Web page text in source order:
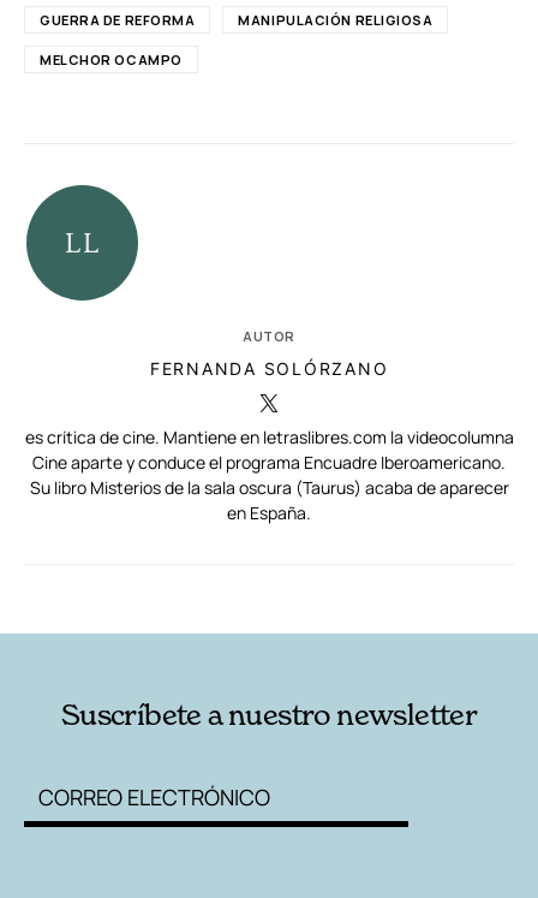
GUERRA DE REFORMA MANIPULACIÓN RELIGIOSA
MELCHOR OCAMPO
AUTOR
FERNANDA SOLÓRZANO
es crítica de cine. Mantiene en letraslibres.com la videocolumna
Cine aparte y conduce el programa Encuadre Iberoamericano.
Su libro Misterios de la sala oscura (Taurus) acaba de aparecer
en España.
Suscríbete a nuestro newsletter